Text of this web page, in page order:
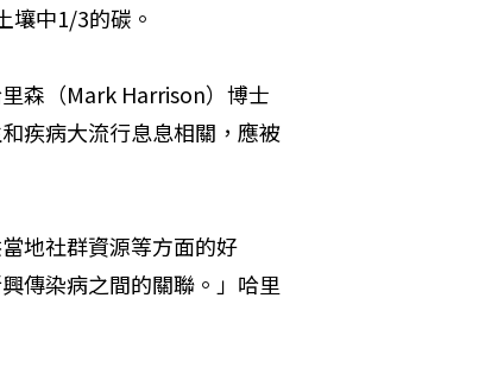
壤中1/3的碳。
森（Mark Harrison）博士
疾病大流行息息相關，應被
地社群資源等方面的好
傳染病之間的關聯。」哈里